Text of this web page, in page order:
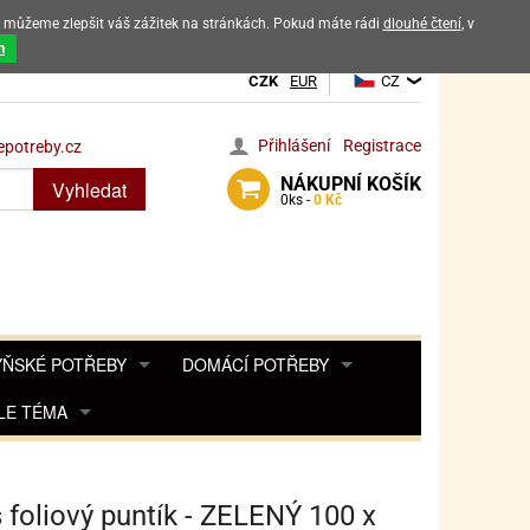
výrobků
CZK EUR CZ
Přihlášení Registrace
NÁKUPNÍ KOŠÍK
0 ks - 0 Kč
Vyhledat
POTŘEBY
KOŘENKY
KÁVOVARŮ
DOMÁCÍ POTŘEBY
KOŠÍKY
TÉMA
PRO FANOUŠKY BARBIE
NAROZENINOVÉ SVÍČKY
foliový puntík - ZELENÝ 100 x
zlepšit váš zážitek na stránkách. Pokud máte rádi dlouhé čtení, v